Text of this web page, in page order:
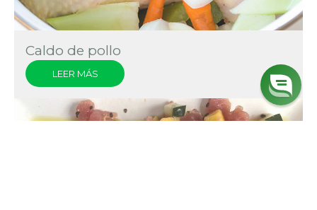
Caldo de pollo
LEER MÁS